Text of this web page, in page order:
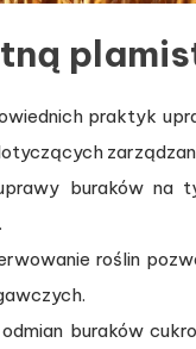
praktyk
buraków
roślin
buraków